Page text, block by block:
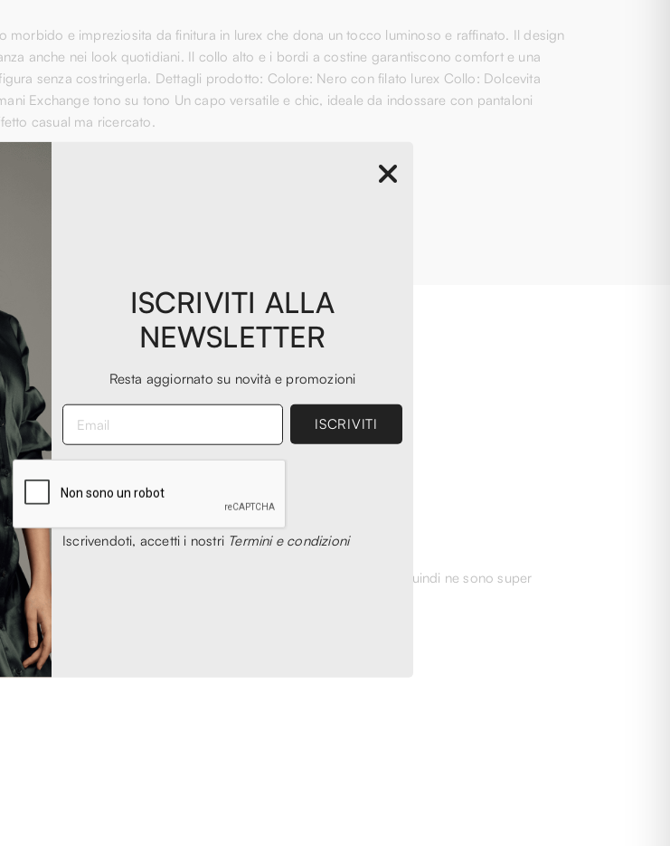
ISCRIVITI ALLA
NEWSLETTER
Resta aggiornato su novità e promozioni
Iscrivendoti, accetti i nostri Termini e condizioni
morbido e impreziosita da finitura in lurex che dona un tocco luminoso e raffinato. Il design
anche nei look quotidiani. Il collo alto e i bordi a costine garantiscono comfort e una
senza costringerla. Dettagli prodotto: Colore: Nero con filato lurex Collo: Dolcevita
Exchange tono su tono Un capo versatile e chic, ideale da indossare con pantaloni
casual ma ricercato.
oltre al fatto che si trattasse di scarpe ormai introvabili, quindi ne sono super